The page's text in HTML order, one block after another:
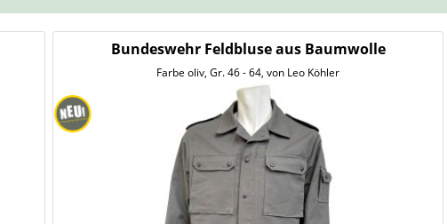
Bundeswehr Feldbluse aus Baumwolle
Farbe oliv, Gr. 46 - 64, von Leo Köhler